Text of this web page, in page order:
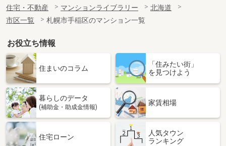
住宅・不動産 マンションライブラリー
北海道
市区一覧
札幌市手稲区のマンション一覧
お役立ち情報
住まいのコラム
「住みたい街」
を見つけよう
暮らしのデータ
(補助金・助成金情報)
家賃相場
住宅ローン
人気タウン
ランキング